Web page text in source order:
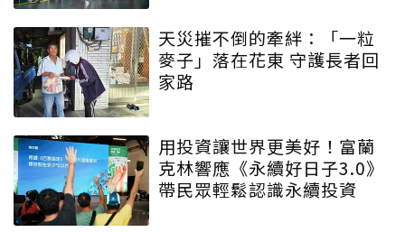
天災摧不倒的牽絆：「一粒
麥子」落在花東 守護長者回
家路
用投資讓世界更美好！富蘭
克林響應《永續好日子3.0》
帶民眾輕鬆認識永續投資